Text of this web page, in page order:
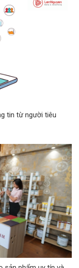
tin từ người tiêu